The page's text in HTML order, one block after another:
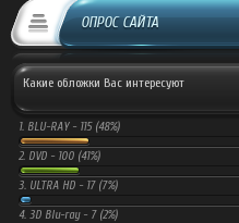
ОПРОС САЙТА
Какие обложки Вас интересуют
1. BLU-RAY - 115 (48%)
2. DVD - 100 (41%)
3. ULTRA HD - 17 (7%)
4. 3D Blu-ray - 7 (2%)